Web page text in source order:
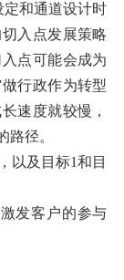
和通道设计时
入点发展策略
点可能会成为
行政作为转型
速度就较慢，
径。
以及目标1和目
发客户的参与